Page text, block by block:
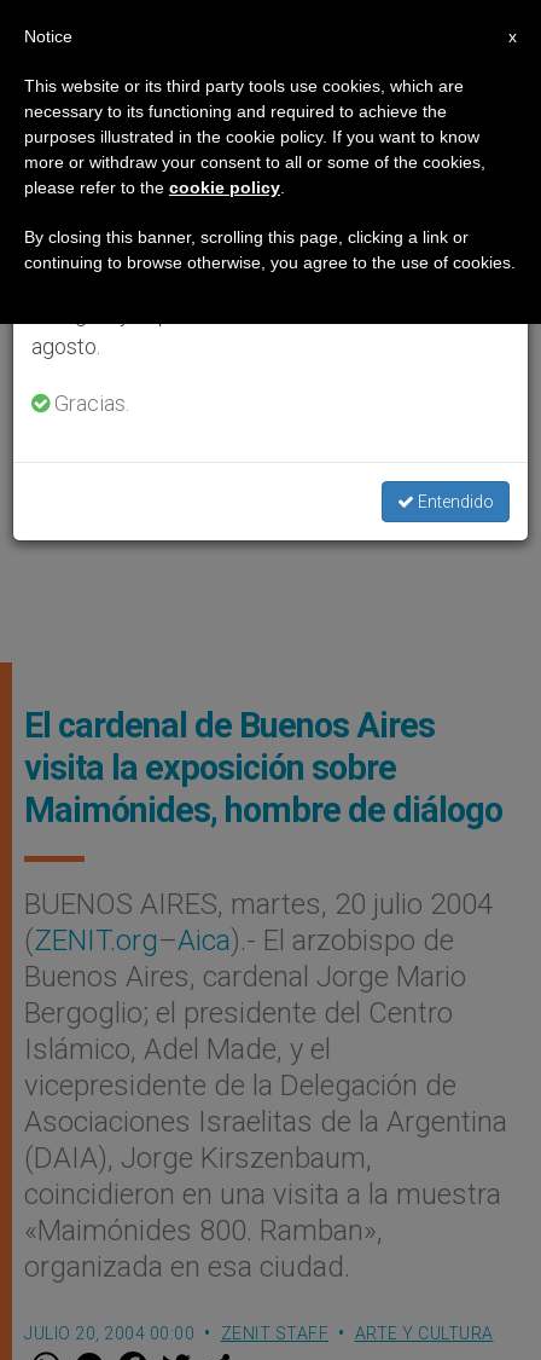
El cardenal de Buenos Aires
visita la exposición sobre
Maimónides, hombre de diálogo
BUENOS AIRES, martes, 20 julio 2004
(ZENIT.org–Aica).- El arzobispo de
Buenos Aires, cardenal Jorge Mario
Bergoglio; el presidente del Centro
Islámico, Adel Made, y el
vicepresidente de la Delegación de
Asociaciones Israelitas de la Argentina
(DAIA), Jorge Kirszenbaum,
coincidieron en una visita a la muestra
«Maimónides 800. Ramban»,
organizada en esa ciudad.
JULIO 20, 2004 00:00 ZENIT STAFF ARTE Y CULTURA
×
Aviso importante
Del 27 de julio al 7 de agosto haremos la pausa
anual, aprovechando que en el periodo de verano
se generan menos informaciones y también el
agosto.
Gracias.
Entendido
x
Notice
This website or its third party tools use cookies, which are
necessary to its functioning and required to achieve the
purposes illustrated in the cookie policy. If you want to know
more or withdraw your consent to all or some of the cookies,
please refer to the cookie policy
By closing this banner, scrolling this page, clicking a link or
continuing to browse otherwise, you agree to the use of cookies.